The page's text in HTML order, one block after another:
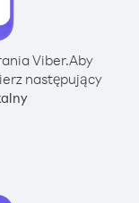
Viber.Aby
następujący